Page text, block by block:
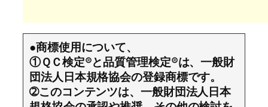
●商標使用について、
①ＱＣ検定®と品質管理検定®は、一般財
団法人日本規格協会の登録商標です。
➁このコンテンツは、一般財団法人日本